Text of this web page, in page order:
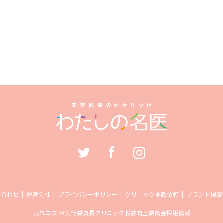
わせ 運営会社 プライバシーポリシー クリニック掲載依頼 ブランド掲
売れコスDX実行委員長クリニック収益向上委員会採用情報